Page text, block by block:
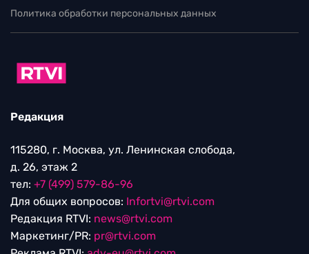
Политика обработки персональных данных
Редакция
115280, г. Москва, ул. Ленинская слобода,
д. 26, этаж 2
тел: +7 (499) 579-86-96
Для общих вопросов: Infortvi@rtvi.com
Редакция RTVI: news@rtvi.com
Маркетинг/PR: pr@rtvi.com